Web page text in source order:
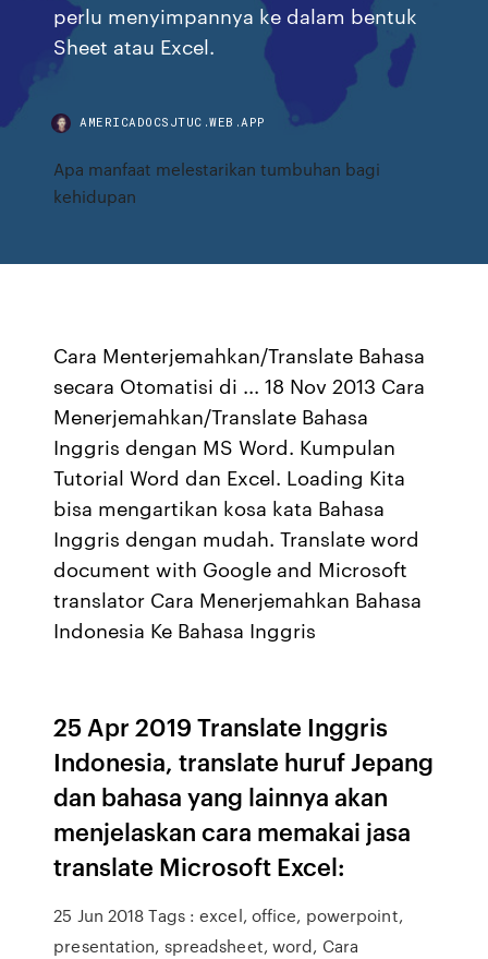
perlu menyimpannya ke dalam bentuk
Sheet atau Excel.
AMERICADOCSJTUC.WEB.APP
Apa manfaat melestarikan tumbuhan bagi
kehidupan
Cara Menterjemahkan/Translate Bahasa
secara Otomatisi di ... 18 Nov 2013 Cara
Menerjemahkan/Translate Bahasa
Inggris dengan MS Word. Kumpulan
Tutorial Word dan Excel. Loading Kita
bisa mengartikan kosa kata Bahasa
Inggris dengan mudah. Translate word
document with Google and Microsoft
translator Cara Menerjemahkan Bahasa
Indonesia Ke Bahasa Inggris
25 Apr 2019 Translate Inggris
Indonesia, translate huruf Jepang
dan bahasa yang lainnya akan
menjelaskan cara memakai jasa
translate Microsoft Excel:
25 Jun 2018 Tags : excel, office, powerpoint,
presentation, spreadsheet, word, Cara